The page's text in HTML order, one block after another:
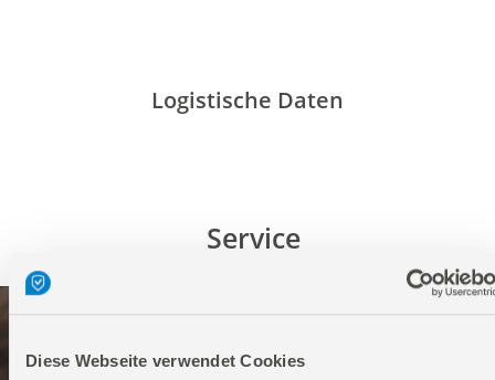
Diese Webseite verwendet Cookies
Logistische Daten
Service